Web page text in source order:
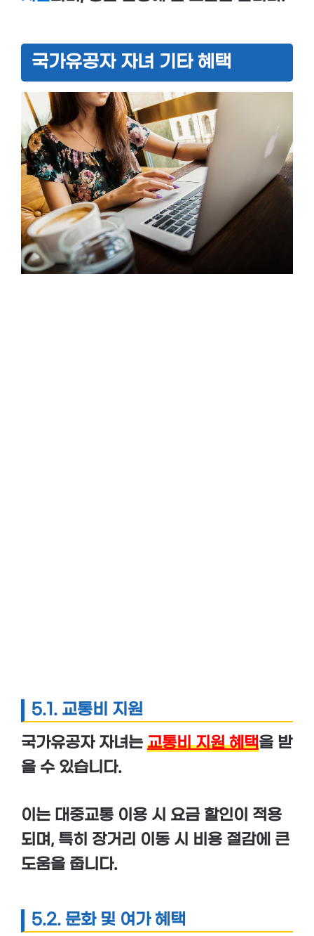
국가유공자 자녀 기타 혜택
5.1. 교통비 지원
국가유공자 자녀는 교통비 지원 혜택을 받
을 수 있습니다.
이는 대중교통 이용 시 요금 할인이 적용
되며, 특히 장거리 이동 시 비용 절감에 큰
도움을 줍니다.
5.2. 문화 및 여가 혜택